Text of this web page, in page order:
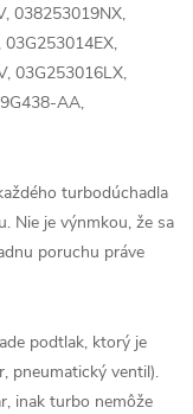
038253019NX,
03G253016LX,
AA,
turbodúchadla
Nie je výnmkou, že sa
poruchu práve
podtlak, ktorý je
pneumatický ventil).
inak turbo nemôže